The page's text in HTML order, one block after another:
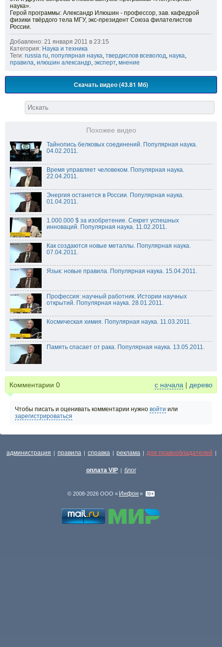
наука».
Герой программы: Александр Илюшин - профессор, зав. кафедрой
физики твёрдого тела МГУ, экс-президент Союза филателистов
России.
Добавлено: 21 января 2011 в 23:15
Категория: Наука и техника
Теги: russia ru, популярная наука, твердислов всеволод, наука,
правила, илюшин александр, эксперт, мнение
Скачать видео (43.81 Мб)
Похожее видео
Тайнопись белковых соединений. Популярная наука.
04.02.2011.
Время управляет человеком. Популярная наука.
22.04.2011.
Энергия останется в России. Популярная наука.
01.04.2011.
1.000.000 $ за изобретение. Секрет успешных
инноваций. Популярная наука. 11.02.2011.
Как создаются новые металлы. Популярная наука.
07.04.2011.
Язык: новые правила. Популярная наука. 15.04.2011.
Профессия: научный работник. Истории научных
открытий. Популярная наука. 28.01.2011.
Космическая химия. Популярная наука. 11.03.2011.
Память спасает от рака. Популярная наука. 13.05.2011.
Комментарии 0 с начала | дерево
Чтобы писать и оценивать комментарии нужно войти или
зарегистрироваться
администрация | правила | справка | реклама | для правообладателей |
оплата VIP | блог
© 2008-2026 ООО « Инфон »